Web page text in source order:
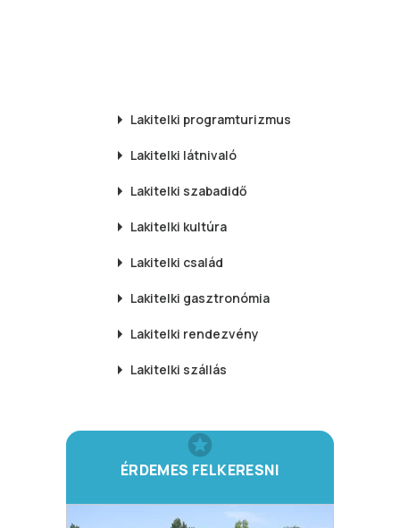
Lakitelki programturizmus
Lakitelki látnivaló
Lakitelki szabadidő
Lakitelki kultúra
Lakitelki család
Lakitelki gasztronómia
Lakitelki rendezvény
Lakitelki szállás
ÉRDEMES FELKERESNI